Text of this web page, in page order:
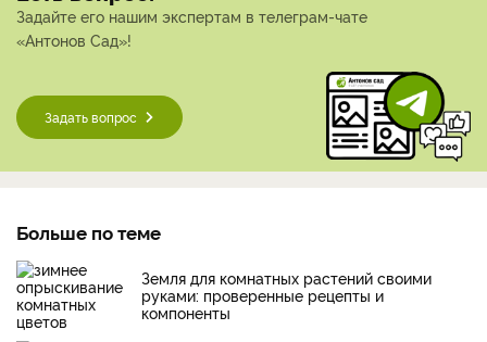
Задайте его нашим экспертам в телеграм-чате
«Антонов Сад»!
Задать вопрос
Больше по теме
Земля для комнатных растений своими
руками: проверенные рецепты и
компоненты